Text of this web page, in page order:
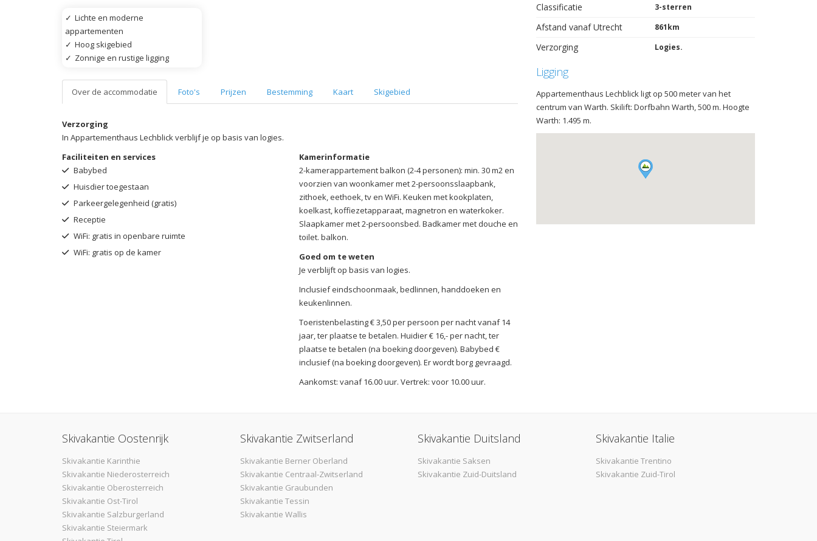
✓ Lichte en moderne
appartementen
✓ Hoog skigebied
✓ Zonnige en rustige ligging
Over de accommodatie Foto's Prijzen Bestemming Kaart Skigebied
Verzorging
In Appartementhaus Lechblick verblijf je op basis van logies.
Faciliteiten en services
Babybed
Huisdier toegestaan
Parkeergelegenheid (gratis)
Receptie
WiFi: gratis in openbare ruimte
WiFi: gratis op de kamer
Kamerinformatie
2-kamerappartement balkon (2-4 personen): min. 30 m2 en
voorzien van woonkamer met 2-persoonsslaapbank,
zithoek, eethoek, tv en WiFi. Keuken met kookplaten,
koelkast, koffiezetapparaat, magnetron en waterkoker.
Slaapkamer met 2-persoonsbed. Badkamer met douche en
toilet. balkon.
Goed om te weten
Je verblijft op basis van logies.
Inclusief eindschoonmaak, bedlinnen, handdoeken en
keukenlinnen.
Toeristenbelasting € 3,50 per persoon per nacht vanaf 14
jaar, ter plaatse te betalen. Huidier € 16,- per nacht, ter
plaatse te betalen (na boeking doorgeven). Babybed €
inclusief (na boeking doorgeven). Er wordt borg gevraagd.
Aankomst: vanaf 16.00 uur. Vertrek: voor 10.00 uur.
Classificatie 3-sterren
Afstand vanaf Utrecht 861km
Verzorging Logies.
Ligging
Appartementhaus Lechblick ligt op 500 meter van het
centrum van Warth. Skilift: Dorfbahn Warth, 500 m. Hoogte
Warth: 1.495 m.
Skivakantie Oostenrijk
Skivakantie Karinthie
Skivakantie Niederosterreich
Skivakantie Oberosterreich
Skivakantie Ost-Tirol
Skivakantie Salzburgerland
Skivakantie Steiermark
Skivakantie Zwitserland
Skivakantie Berner Oberland
Skivakantie Centraal-Zwitserland
Skivakantie Graubunden
Skivakantie Tessin
Skivakantie Wallis
Skivakantie Duitsland
Skivakantie Saksen
Skivakantie Zuid-Duitsland
Skivakantie Italie
Skivakantie Trentino
Skivakantie Zuid-Tirol